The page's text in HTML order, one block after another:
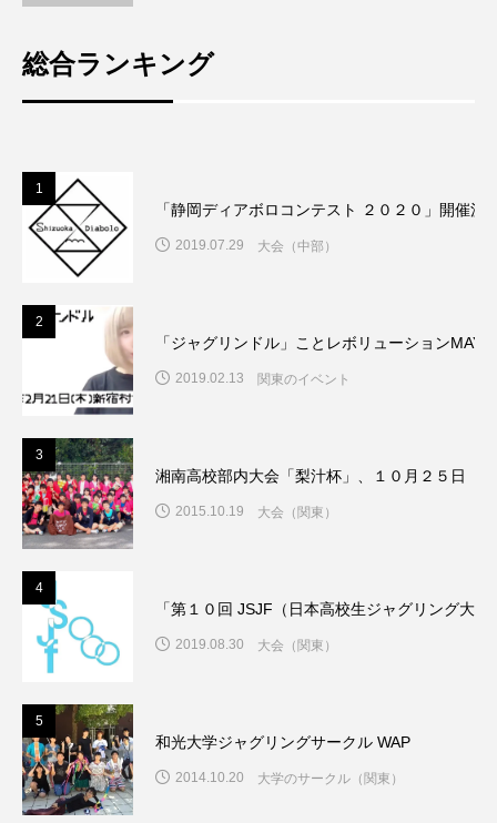
総合ランキング
1
「静岡ディアボロコンテスト ２０２０」開催
2019.07.29 大会（中部）
2
「ジャグリンドル」ことレボリューション
2019.02.13 関東のイベント
3
湘南高校部内大会「梨汁杯」、１０月２５日（
2015.10.19 大会（関東）
4
「第１０回 JSJF（日本高校生ジャグリング大
2019.08.30 大会（関東）
5
和光大学ジャグリングサークル WAP
2014.10.20 大学のサークル（関東）